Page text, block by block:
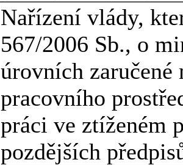
Nařízení vlády,
567/2006 Sb., o
úrovních zaručené
pracovního
práci ve ztíženém
pozdějších